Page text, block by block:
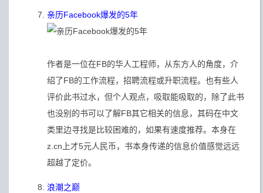
亲历Facebook爆发的5年
作者是一位在FB的华人工程师，从东方人的角度，介
绍了FB的工作流程，招聘流程或升职流程。也有些人
评价此书过水，但个人观点，吸取能吸取的，除了此书
也没别的书可以了解FB其它相关的信息，其码在中文
类里边寻找是比较困难的，如果有速度推荐。本身在
z.cn上才5元人民币，书本身传递的信息价值感觉远远
超越了定价。
浪潮之巅